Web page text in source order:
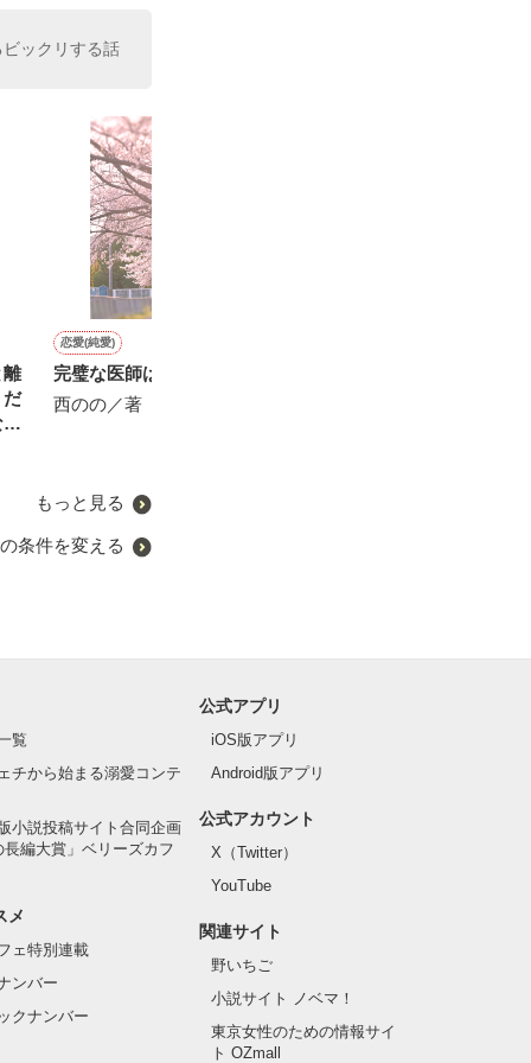
ックリする話
離
だ
恋愛(純愛)
完璧な医師は私を溺愛する
西のの／著
もっと見る
条件を変える
覧
チから始まる溺愛コンテ
小説投稿サイト合同企画
長編大賞」ベリーズカフ
メ
ェ特別連載
ンバー
クナンバー
公式アプリ
iOS版アプリ
Android版アプリ
公式アカウント
X（Twitter）
YouTube
関連サイト
野いちご
小説サイト ノベマ！
東京女性のための情報サイ
ト OZmall